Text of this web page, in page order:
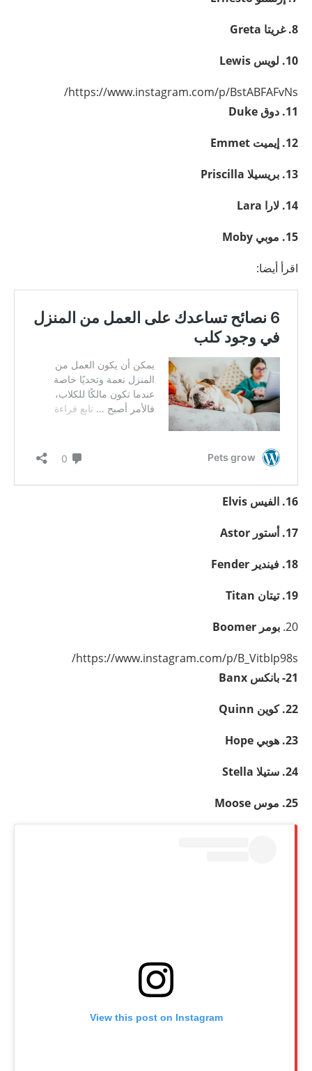
8. غريتا Greta
10. لويس Lewis
https://www.instagram.com/p/BstABFAFvNs/
11. دوق
Duke
12. إيميت Emmet
13. بريسيلا Priscilla
14. لارا Lara
15. موبي Moby
اقرأ أيضا:
16. الفيس Elvis
17. أستور Astor
18. فيندير Fender
19. تيتان Titan
20. بومر Boomer
https://www.instagram.com/p/B_VitbIp98s/
21- بانكس
Banx
22. كوين Quinn
23. هوبي Hope
24. ستيلا Stella
25. موس Moose
View this post on Instagram